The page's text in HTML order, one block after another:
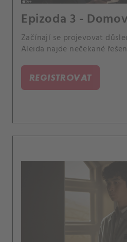
Epizoda 3 - Domov
Začínají se projevovat
Aleida najde nečekané
REGISTROVAT